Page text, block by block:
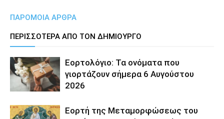
ΠΑΡΟΜΟΙΑ ΑΡΘΡΑ
ΠΕΡΙΣΣΟΤΕΡΑ ΑΠΟ ΤΟΝ ΔΗΜΙΟΥΡΓΟ
Εορτολόγιο: Τα ονόματα που
γιορτάζουν σήμερα 6 Αυγούστου
2026
Εορτή της Μεταμορφώσεως του